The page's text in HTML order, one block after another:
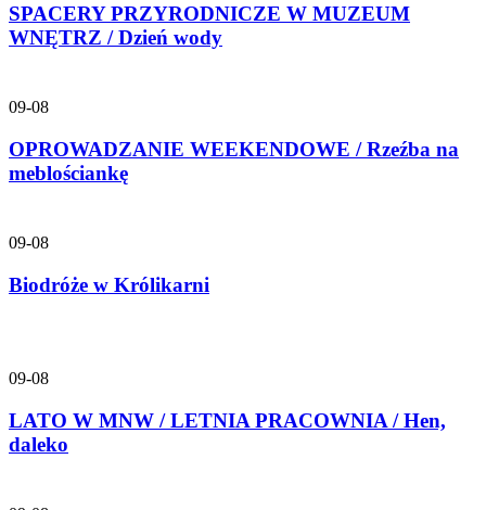
SPACERY PRZYRODNICZE W MUZEUM
WNĘTRZ / Dzień wody
09-08
OPROWADZANIE WEEKENDOWE / Rzeźba na
meblościankę
09-08
Biodróże w Królikarni
09-08
LATO W MNW / LETNIA PRACOWNIA / Hen,
daleko